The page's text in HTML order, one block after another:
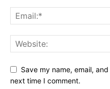
Save my name, email,
next time I comment.